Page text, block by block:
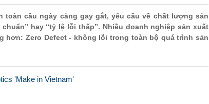
toàn cầu ngày càng gay gắt, yêu cầu về chất lượng sản
hay “tỷ lệ lỗi thấp”. Nhiều doanh nghiệp sản xuất
hơn: Zero Defect - không lỗi trong toàn bộ quá trình sản
'Make in Vietnam'